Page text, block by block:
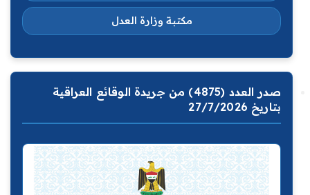
مكتبة وزارة العدل
صدر العدد (4875) من جريدة الوقائع العراقية
بتاريخ 27/7/2026